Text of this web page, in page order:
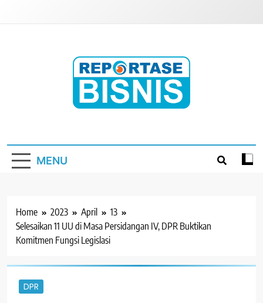
MENU
Home 2023 April
13
Selesaikan 11 UU di Masa Persidangan IV, DPR Buktikan
Komitmen Fungsi Legislasi
DPR